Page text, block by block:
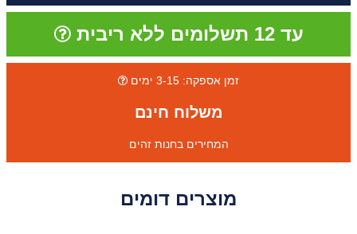
עד 12 תשלומים ללא ריבית
זמן אספקה: 3-15 ימים
משלוח חינם
המחירים בחנות זהים
מוצרים דומים